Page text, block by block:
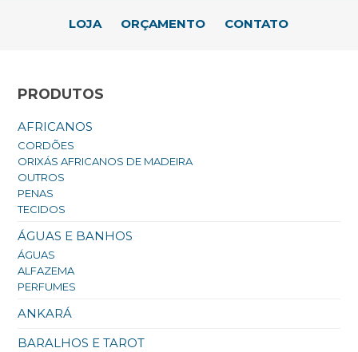
LOJA ORÇAMENTO CONTATO
PRODUTOS
AFRICANOS
CORDÕES
ORIXÁS AFRICANOS DE MADEIRA
OUTROS
PENAS
TECIDOS
ÁGUAS E BANHOS
ÁGUAS
ALFAZEMA
PERFUMES
ANKARÁ
BARALHOS E TAROT